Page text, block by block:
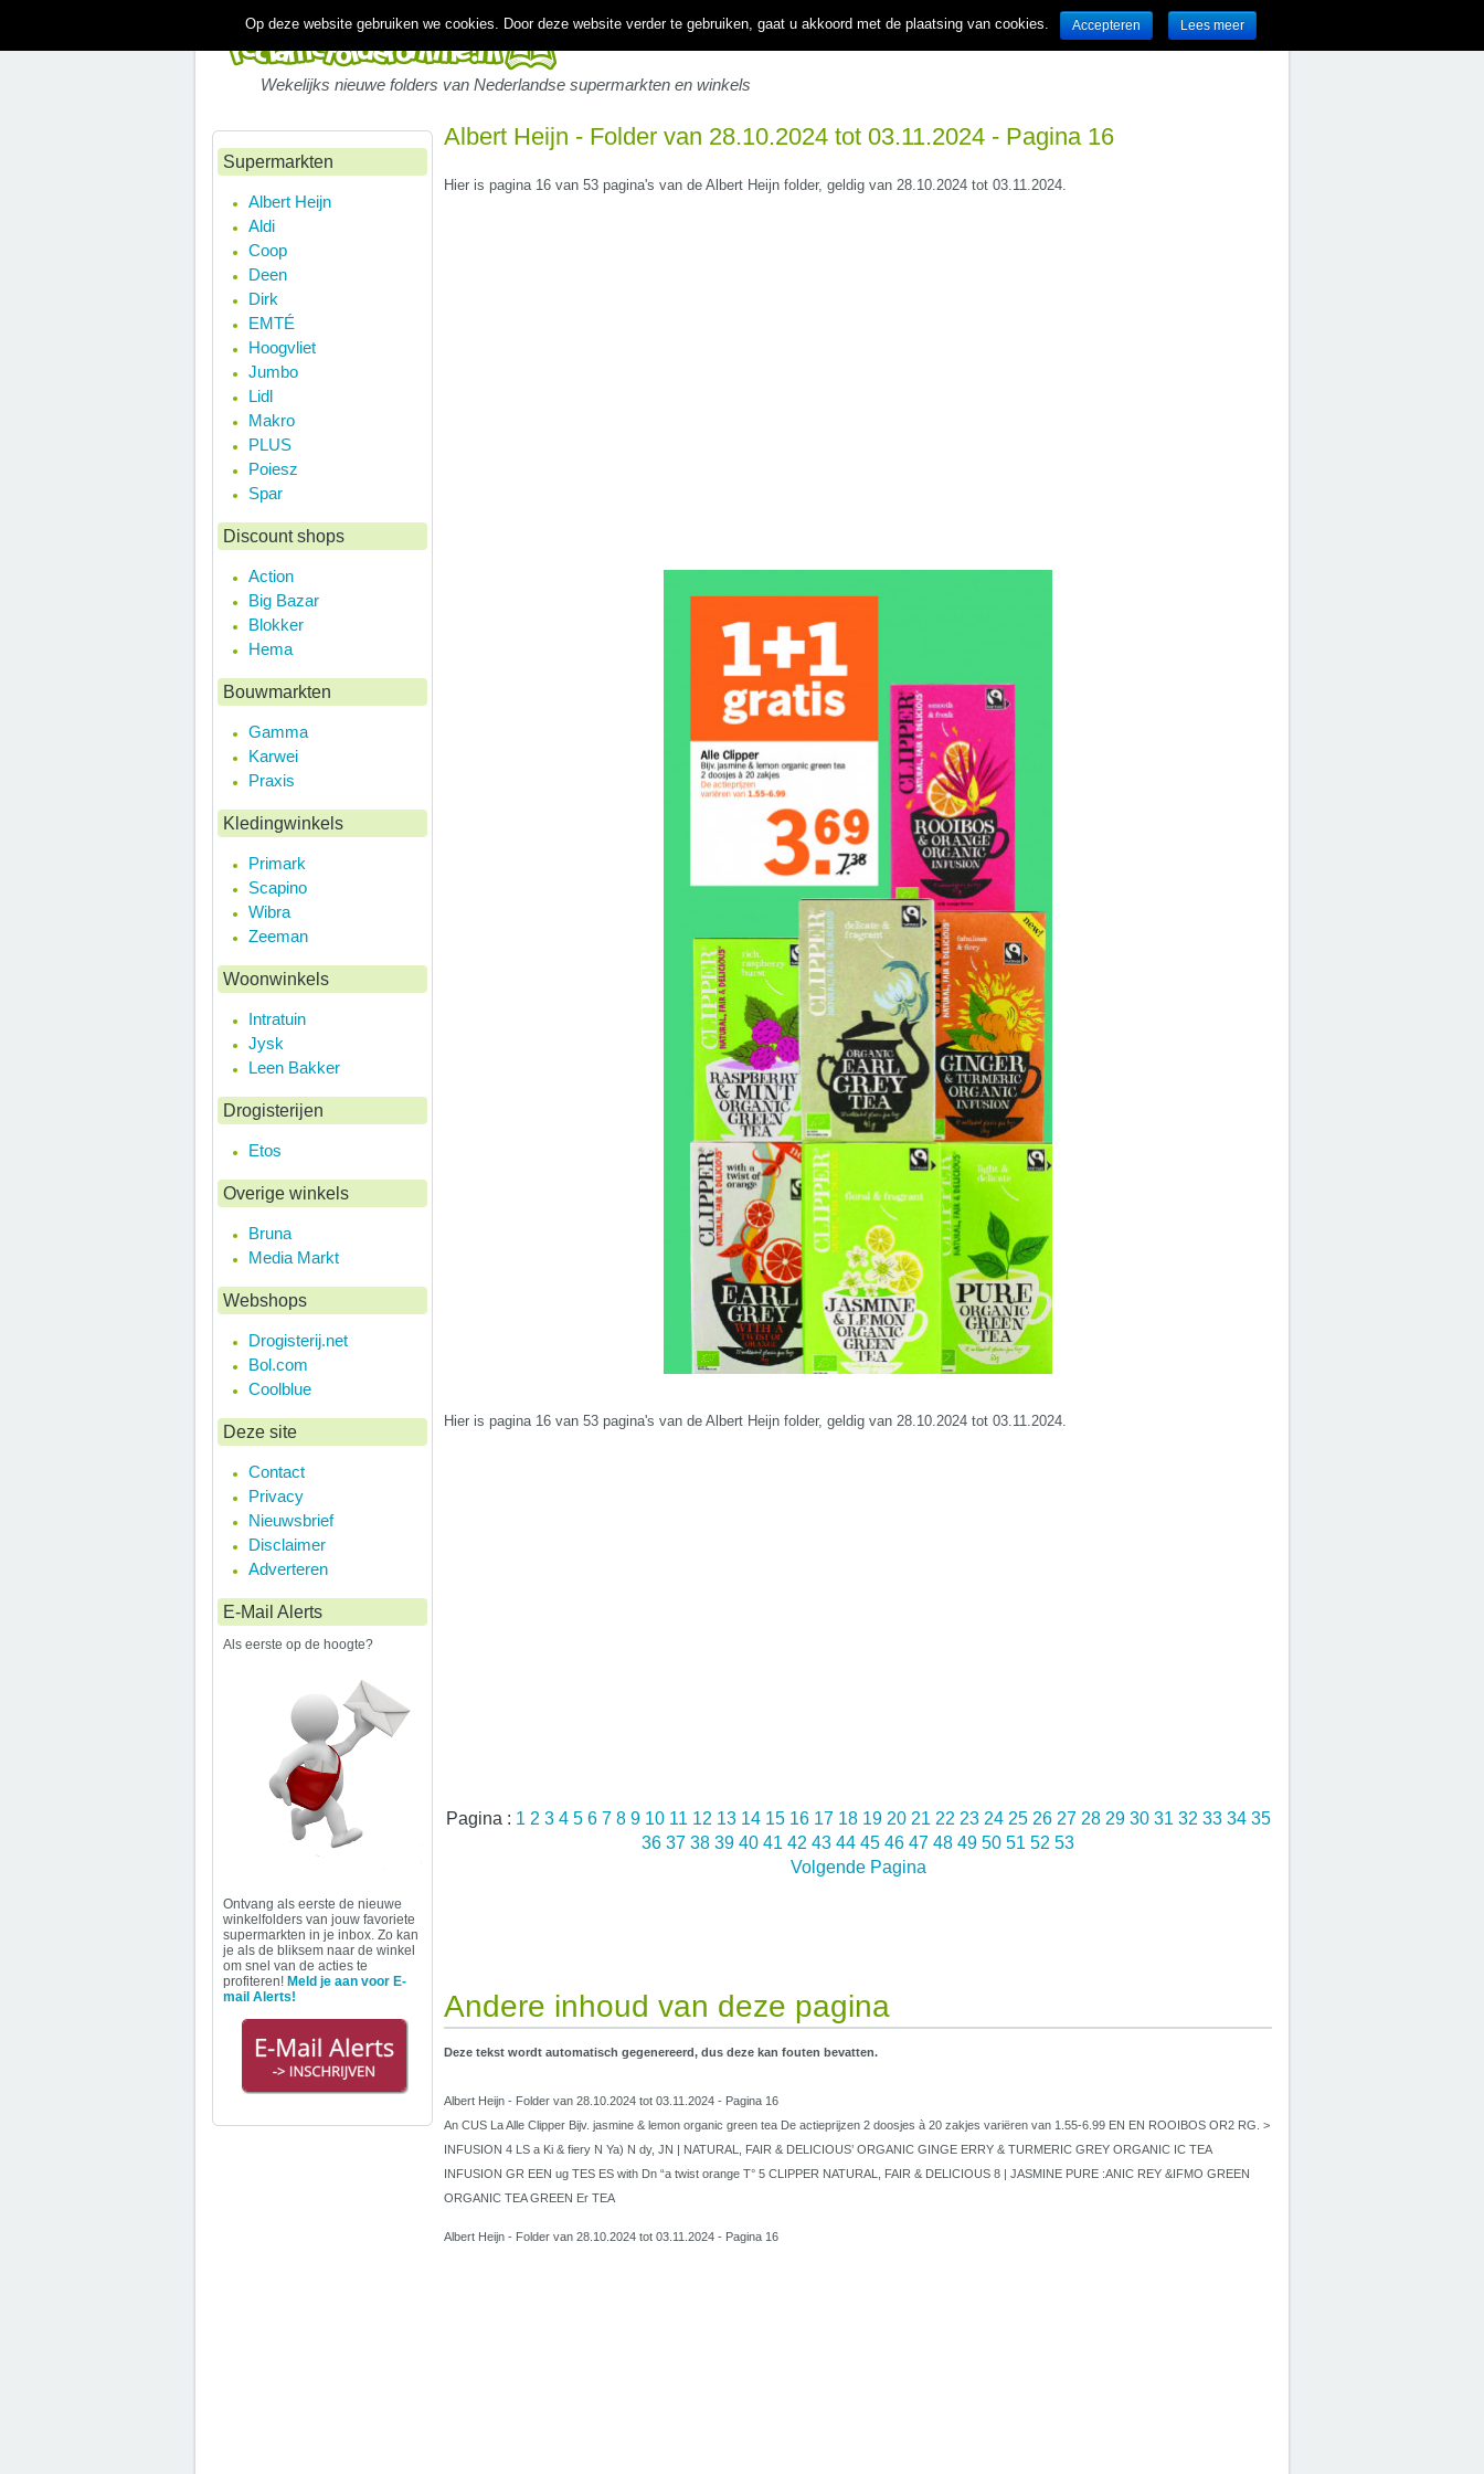
Wekelijks nieuwe folders van Nederlandse supermarkten en winkels
Albert Heijn - Folder van 28.10.2024 tot 03.11.2024 - Pagina 16
Hier is pagina 16 van 53 pagina's van de Albert Heijn folder, geldig van 28.10.2024 tot 03.11.2024.
Hier is pagina 16 van 53 pagina's van de Albert Heijn folder, geldig van 28.10.2024 tot 03.11.2024.
Pagina : 1 2 3 4 5 6 7 8 9 10 11 12 13 14 15 16 17 18 19 20 21 22 23 24 25 26 27 28 29 30 31 32 33 34 35
36 37 38 39 40 41 42 43 44 45 46 47 48 49 50 51 52 53
Volgende Pagina
Andere inhoud van deze pagina
Deze tekst wordt automatisch gegenereerd, dus deze kan fouten bevatten.
Albert Heijn - Folder van 28.10.2024 tot 03.11.2024 - Pagina 16
An CUS La Alle Clipper Bijv. jasmine & lemon organic green tea De actieprijzen 2 doosjes à 20 zakjes variëren van 1.55-6.99 EN EN ROOIBOS OR2 RG. >
INFUSION 4 LS a Ki & fiery N Ya) N dy, JN | NATURAL, FAIR & DELICIOUS’ ORGANIC GINGE ERRY & TURMERIC GREY ORGANIC IC TEA
INFUSION GR EEN ug TES ES with Dn “a twist orange T° 5 CLIPPER NATURAL, FAIR & DELICIOUS 8 | JASMINE PURE :ANIC REY &IFMO GREEN
ORGANIC TEA GREEN Er TEA
Albert Heijn - Folder van 28.10.2024 tot 03.11.2024 - Pagina 16
Supermarkten
Albert Heijn
Aldi
Coop
Deen
Dirk
EMTÉ
Hoogvliet
Jumbo
Lidl
Makro
PLUS
Poiesz
Spar
Discount shops
Action
Big Bazar
Blokker
Hema
Bouwmarkten
Gamma
Karwei
Praxis
Kledingwinkels
Primark
Scapino
Wibra
Zeeman
Woonwinkels
Intratuin
Jysk
Leen Bakker
Drogisterijen
Etos
Overige winkels
Bruna
Media Markt
Webshops
Drogisterij.net
Bol.com
Coolblue
Deze site
Contact
Privacy
Nieuwsbrief
Disclaimer
Adverteren
E-Mail Alerts
Als eerste op de hoogte?
Ontvang als eerste de nieuwe
winkelfolders van jouw favoriete
supermarkten in je inbox. Zo kan
je als de bliksem naar de winkel
om snel van de acties te
profiteren! Meld je aan voor E-
mail Alerts!
Op deze website gebruiken we cookies. Door deze website verder te gebruiken, gaat u akkoord met de plaatsing van cookies. Accepteren Lees meer